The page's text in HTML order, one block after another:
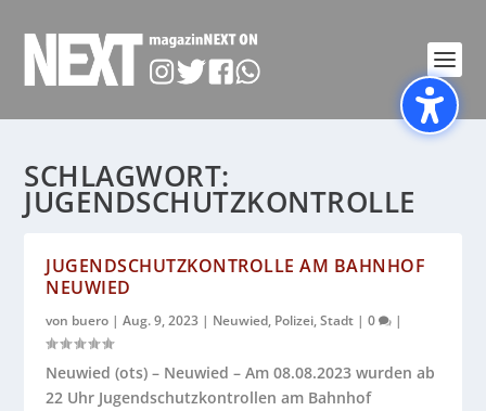
SCHLAGWORT:
JUGENDSCHUTZKONTROLLE
JUGENDSCHUTZKONTROLLE AM BAHNHOF
NEUWIED
von buero |Aug. 9, 2023 | Neuwied, Polizei,Stadt |0 |
Neuwied (ots) – Neuwied – Am 08.08.2023 wurden ab
22 Uhr Jugendschutzkontrollen am Bahnhof